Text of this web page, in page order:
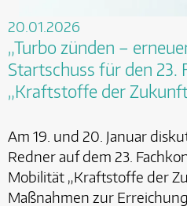
20.01.2026
„Turbo zünden –
Startschuss für den 23.
„Kraftstoffe der
Am 19. und 20. Januar
Redner auf dem 23.
Mobilität „Kraftstoffe der
Maßnahmen zur